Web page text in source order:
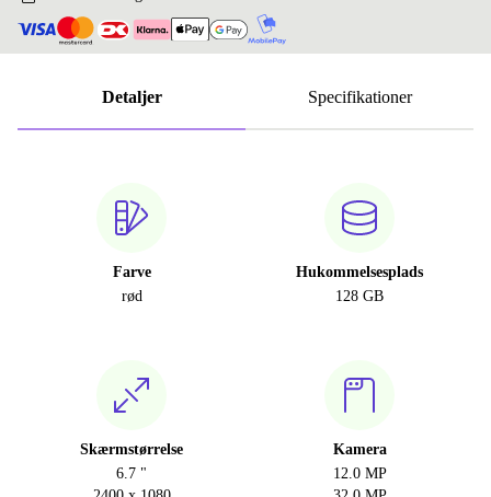
Detaljer Specifikationer
Farve
rød
Hukommelsesplads
128 GB
Skærmstørrelse
6.7 "
Kamera
12.0 MP